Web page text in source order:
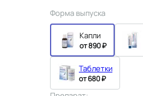
Форма выпуска
Капли
от 890 ₽
Таблетки
от 680 ₽